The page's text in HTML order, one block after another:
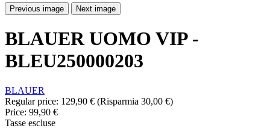
Previous image Next image
BLAUER UOMO VIP -
BLEU250000203
BLAUER
Regular price: 129,90 € (Risparmia 30,00 €)
Price: 99,90 €
Tasse escluse